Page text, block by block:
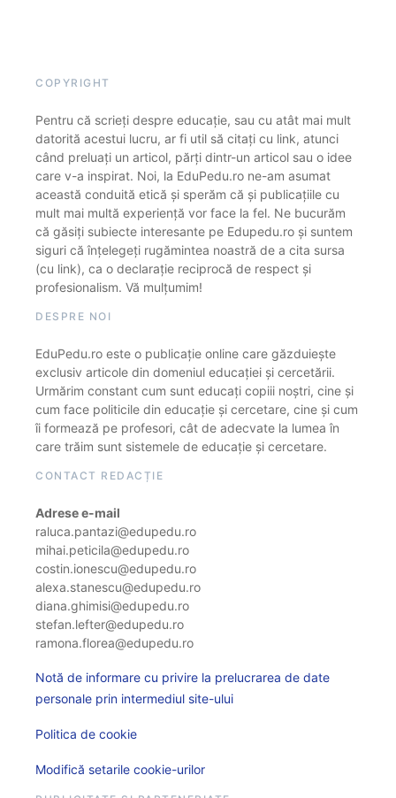
COPYRIGHT
Pentru că scrieți despre educație, sau cu atât mai mult
datorită acestui lucru, ar fi util să citați cu link, atunci
când preluați un articol, părți dintr-un articol sau o idee
care v-a inspirat. Noi, la EduPedu.ro ne-am asumat
această conduită etică și sperăm că și publicațiile cu
mult mai multă experiență vor face la fel. Ne bucurăm
că găsiți subiecte interesante pe Edupedu.ro și suntem
siguri că înțelegeți rugămintea noastră de a cita sursa
(cu link), ca o declarație reciprocă de respect și
profesionalism. Vă mulțumim!
DESPRE NOI
EduPedu.ro este o publicație online care găzduiește
exclusiv articole din domeniul educației și cercetării.
Urmărim constant cum sunt educați copiii noștri, cine și
cum face politicile din educație și cercetare, cine și cum
îi formează pe profesori, cât de adecvate la lumea în
care trăim sunt sistemele de educație și cercetare.
CONTACT REDACȚIE
Adrese e-mail
raluca.pantazi@edupedu.ro
mihai.peticila@edupedu.ro
costin.ionescu@edupedu.ro
alexa.stanescu@edupedu.ro
diana.ghimisi@edupedu.ro
stefan.lefter@edupedu.ro
ramona.florea@edupedu.ro
Notă de informare cu privire la prelucrarea de date
personale prin intermediul site-ului
Politica de cookie
Modifică setarile cookie-urilor